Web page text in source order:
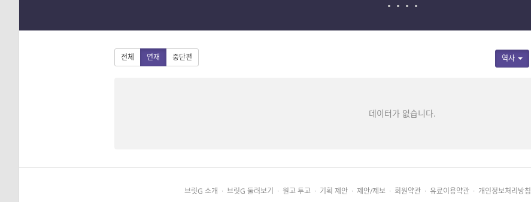
역사
전체 연재 중단편
데이터가 없습니다.
브릿G 소개 · 브릿G 둘러보기 · 원고 투고 · 기획 제안 · 제안/제보 · 회원약관 · 유료이용약관 · 개인정보처리방침